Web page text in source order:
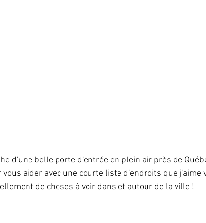
d'une belle porte d'entrée en plein air près de
vous aider avec une courte liste d'endroits que j'aime
de choses à voir dans et autour de la ville !